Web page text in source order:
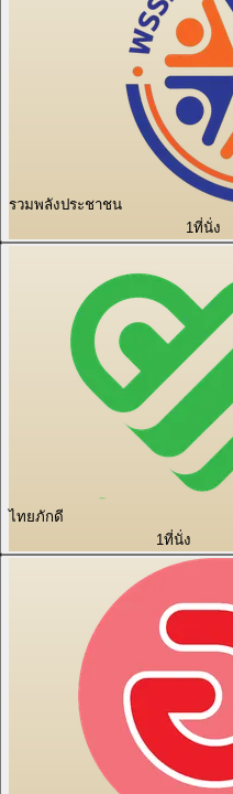
รวมพลังประชาชน
1ที่นั่ง
ไทยภักดี
1ที่นั่ง